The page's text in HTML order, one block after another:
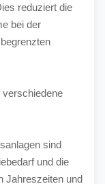
reduziert die
bei der
verschiedene
sind
und die
Jahreszeiten und